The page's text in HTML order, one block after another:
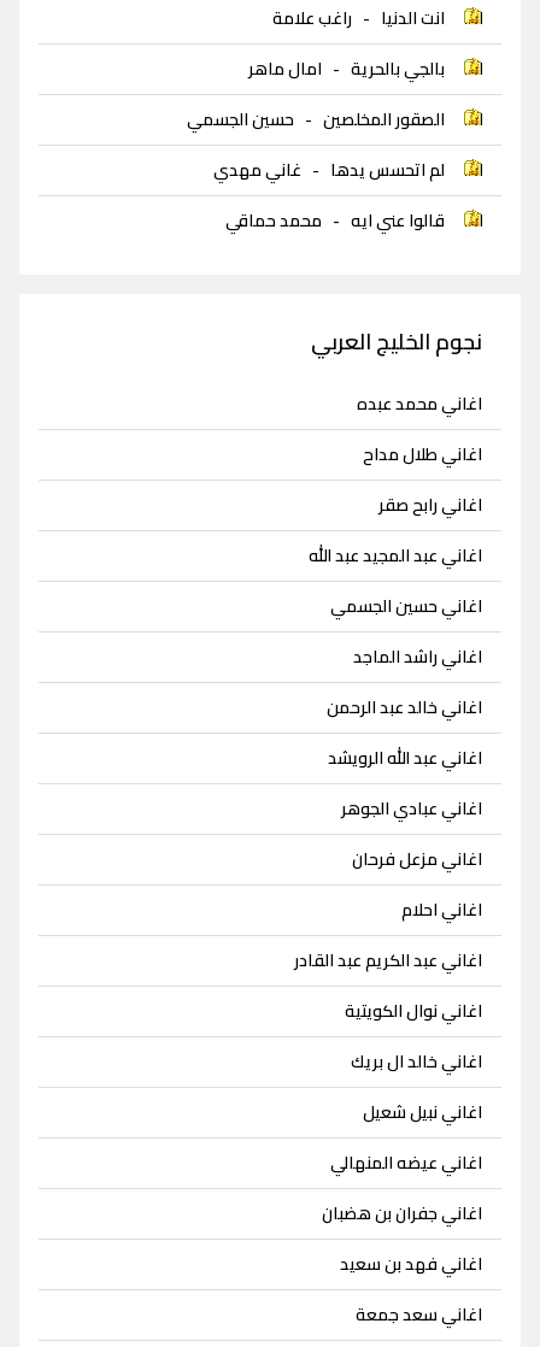
انت الدنيا - راغب علامة
بالجي بالحرية - امال ماهر
الصقور المخلصين - حسين الجسمي
لم اتحسس يدها - غاني مهدي
قالوا عني ايه - محمد حماقي
نجوم الخليج العربي
اغاني محمد عبده
اغاني طلال مداح
اغاني رابح صقر
اغاني عبد المجيد عبد الله
اغاني حسين الجسمي
اغاني راشد الماجد
اغاني خالد عبد الرحمن
اغاني عبد الله الرويشد
اغاني عبادي الجوهر
اغاني مزعل فرحان
اغاني احلام
اغاني عبد الكريم عبد القادر
اغاني نوال الكويتية
اغاني خالد ال بريك
اغاني نبيل شعيل
اغاني عيضه المنهالي
اغاني جفران بن هضبان
اغاني فهد بن سعيد
اغاني سعد جمعة